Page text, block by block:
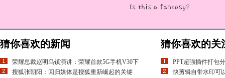
猜你喜欢的新闻
荣耀总裁赵明乌镇演讲：荣耀首款5G手机V30下
搜狐张朝阳：回归媒体是搜狐重新崛起的关键
猜你喜欢的关
PPT超强插件打包
快剪辑自带水印可